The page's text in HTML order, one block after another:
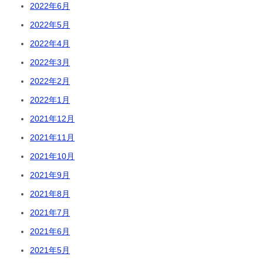
2022年6月
2022年5月
2022年4月
2022年3月
2022年2月
2022年1月
2021年12月
2021年11月
2021年10月
2021年9月
2021年8月
2021年7月
2021年6月
2021年5月